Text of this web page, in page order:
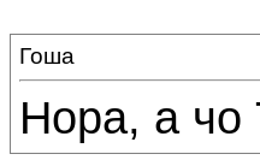
Гоша
Нора, а чо